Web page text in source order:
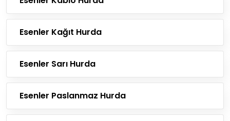
Esenler Kağıt Hurda
Esenler Sarı Hurda
Esenler Paslanmaz Hurda